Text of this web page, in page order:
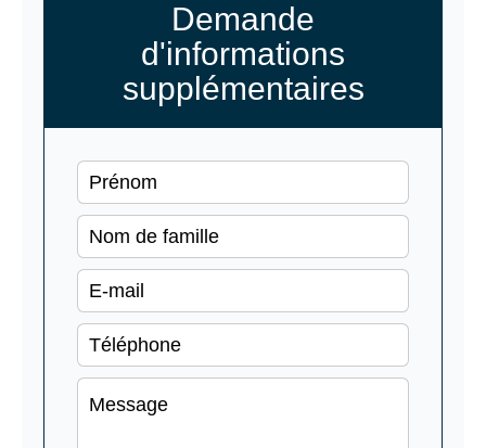
Demande
d'informations
supplémentaires